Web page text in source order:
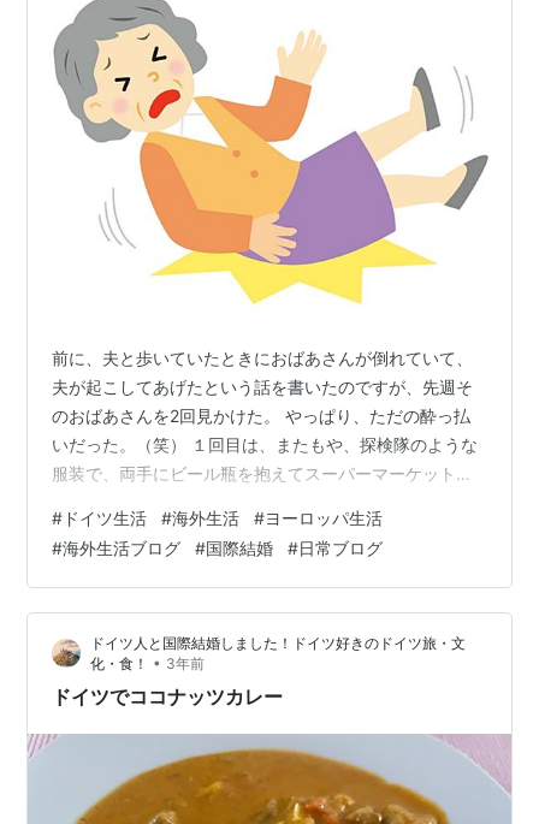
前に、夫と歩いていたときにおばあさんが倒れていて、
夫が起こしてあげたという話を書いたのですが、先週そ
のおばあさんを2回見かけた。 やっぱり、ただの酔っ払
いだった。（笑） １回目は、またもや、探検隊のような
服装で、両手にビール瓶を抱えてスーパーマーケットに
を買うため？ europalove2.hatenadiary.com ２回目は、
またもや、ヨロヨロと千鳥足で、壁に激突していた。 あ
ー、もう定年しているし、お酒が大好きで毎日飲んでる
んだろうなと思いつつ。 でも危ないですよね。まあまあ
変わった服装です。旅行者のような？ ところで、先日、
Kneip…
# ドイツ生活 #海外生活 #ヨーロッパ生活
#海外生活ブログ #国際結婚 #日常ブログ
ドイツ人と国際結婚しました！ドイツ好きのドイツ旅・文
化・食！
• 3年前
ドイツでココナッツカレー